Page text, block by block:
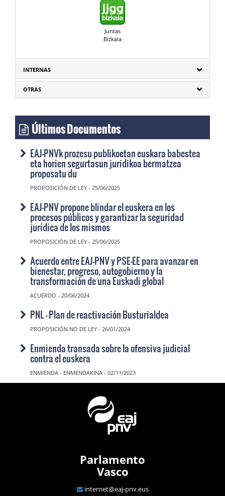
Juntas
Bizkaia
INTERNAS
OTRAS
Últimos Documentos
EAJ-PNVk prozesu publikoetan euskara babestea
eta horien segurtasun juridikoa bermatzea
proposatu du
PROPOSICIÓN DE LEY - 25/06/2025
EAJ-PNV propone blindar el euskera en los
procesos públicos y garantizar la seguridad
jurídica de los mismos
PROPOSICIÓN DE LEY - 25/06/2025
Acuerdo entre EAJ-PNV y PSE-EE para avanzar en
bienestar, progreso, autogobierno y la
transformación de una Euskadi global
ACUERDO - 20/06/2024
PNL - Plan de reactivación Busturialdea
PROPOSICIÓN NO DE LEY - 26/01/2024
Enmienda transada sobre la ofensiva judicial
contra el euskera
ENMIENDA - ENMENDAKINA - 02/11/2023
Parlamento
Vasco
internet@eaj-pnv.eus